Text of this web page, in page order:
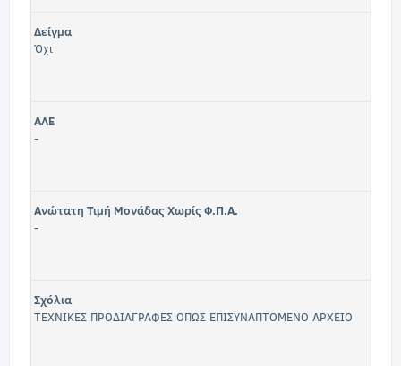
Δείγμα
Όχι
ΑΛΕ
-
Ανώτατη Τιμή Μονάδας Χωρίς Φ.Π.Α.
-
Σχόλια
ΤΕΧΝΙΚΕΣ ΠΡΟΔΙΑΓΡΑΦΕΣ ΟΠΩΣ ΕΠΙΣΥΝΑΠΤΟΜΕΝΟ ΑΡΧΕΙΟ